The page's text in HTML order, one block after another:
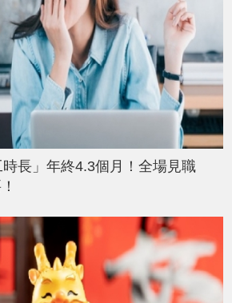
長」年終4.3個月！全場見職